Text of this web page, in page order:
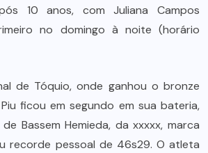
10 anos, com Juliana Campos
no domingo à noite (horário
de Tóquio, onde ganhou o bronze
ficou em segundo em sua bateria,
Bassem Hemieda, da xxxxx, marca
recorde pessoal de 46s29. O atleta